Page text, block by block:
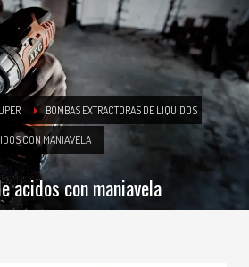
BOMBAS EXTRACTORAS DE LIQUIDOS
CON MANIAVELA
acidos con maniavela